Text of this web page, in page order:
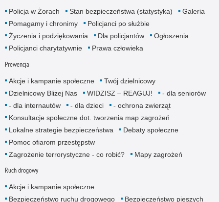
Policja w Żorach Stan bezpieczeństwa (statystyka)
Galeria
Pomagamy i chronimy
Policjanci po służbie
Życzenia i podziękowania
Dla policjantów
Ogłoszenia
Policjanci charytatywnie
Prawa człowieka
Prewencja
Akcje i kampanie społeczne
Twój dzielnicowy
Dzielnicowy Bliżej Nas
WIDZISZ – REAGUJ!
- dla senio­rów
- dla internautów
- dla dzieci
- ochrona zwierząt
Konsultacje społeczne dot. tworzenia map zagrożeń
Lokalne strategie bezpieczeństwa
Debaty społeczne
Pomoc ofiarom przestępstw
Zagrożenie terrorystyczne - co robić?
Mapy zagrożeń
Ruch drogowy
Akcje i kampanie społeczne
Bezpieczeństwo ruchu drogowego
Bezpieczeństwo pieszych